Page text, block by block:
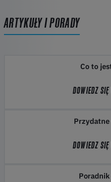
ARTYKUŁY I PORADY
Co to
DOWIEDZ
DOWIEDZ